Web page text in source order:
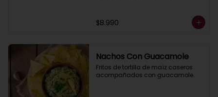
$8.990
Nachos Con Guacamole
Fritos de tortilla de maíz caseros
acompañados con guacamole.